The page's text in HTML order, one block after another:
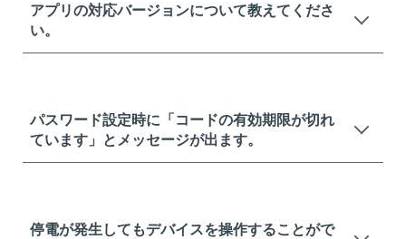
アプリの対応バージョンについて教えてくださ
い。
パスワード設定時に「コードの有効期限が切れ
ています」とメッセージが出ます。
停電が発生してもデバイスを操作することがで